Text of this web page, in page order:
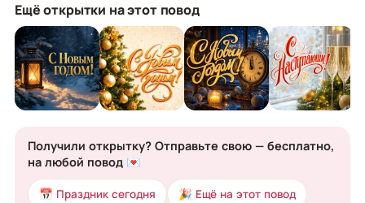
Ещё открытки на этот повод
Получили открытку? Отправьте свою — бесплатно,
на любой повод 💌
📅 Праздник сегодня 🎉 Ещё на этот повод